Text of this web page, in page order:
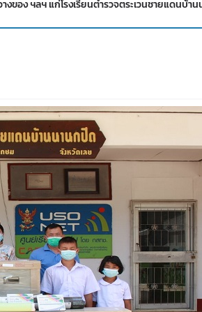
ง ฯลฯ แก่โรงเรียนตำรวจตระเวนชายแดนบ้า